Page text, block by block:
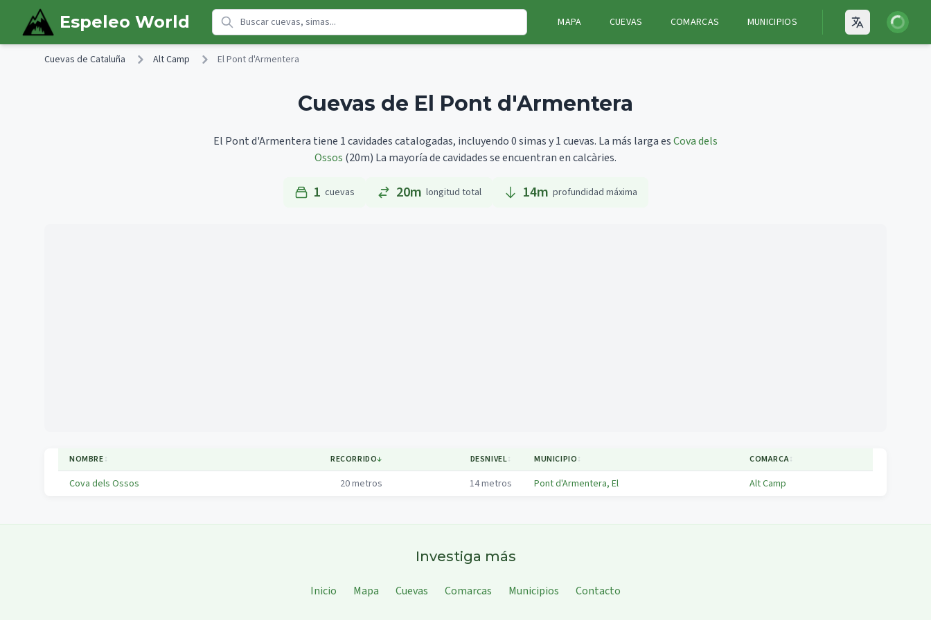
Skip to main content
Espeleo World MAPA CUEVAS COMARCAS MUNICIPIOS Open
Iniciar
Cuevas de Cataluña Alt Camp El Pont d'Armentera
Cuevas de El Pont d'Armentera
El Pont d'Armentera tiene 1 cavidades catalogadas, incluyendo 0 simas y 1 cuevas. La más larga esCova dels
Ossos (20m) La mayoría de cavidades se encuentran en calcàries.
1 cuevas 20m longitud total 14m profundidad máxima
NOMBRE↕ RECORRIDO↓ DESNIVEL↕ MUNICIPIO↕ COMARCA↕
Cova dels Ossos 20metros 14metros Pont d'Armentera, El Alt Camp
Investiga más
Inicio Mapa Cuevas Comarcas Municipios Contacto